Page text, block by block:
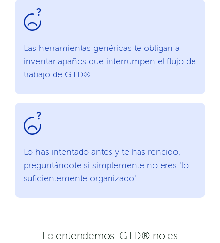
Las herramientas genéricas te obligan a
inventar apaños que interrumpen el flujo de
trabajo de GTD®
Lo has intentado antes y te has rendido,
preguntándote si simplemente no eres 'lo
suficientemente organizado'
Lo entendemos. GTD® no es